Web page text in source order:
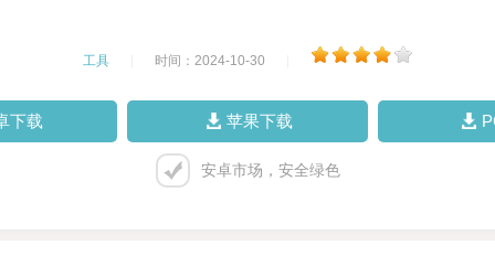
工具 时间：2024-10-30
下载 苹果下载
安卓市场，安全绿色